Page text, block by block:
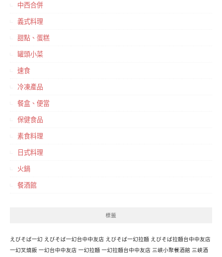
中西合併
義式料理
甜點、蛋糕
罐頭小菜
速食
冷凍產品
餐盒、便當
保健食品
素食料理
日式料理
火鍋
餐酒館
標籤
えびそば一幻 えびそば一幻台中中友店 えびそば一幻拉麵 えびそば拉麵台中中友店
一幻叉燒飯 一幻台中中友店 一幻拉麵 一幻拉麵台中中友店 三峽小聚餐酒館 三峽酒